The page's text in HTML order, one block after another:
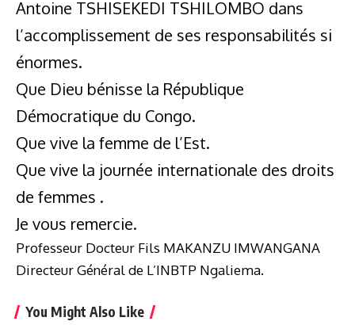
Antoine TSHISEKEDI TSHILOMBO dans
l’accomplissement de ses responsabilités si
énormes.
Que Dieu bénisse la République
Démocratique du Congo.
Que vive la femme de l’Est.
Que vive la journée internationale des droits
de femmes .
Je vous remercie.
Professeur Docteur Fils MAKANZU IMWANGANA
Directeur Général de L’INBTP Ngaliema.
You Might Also Like